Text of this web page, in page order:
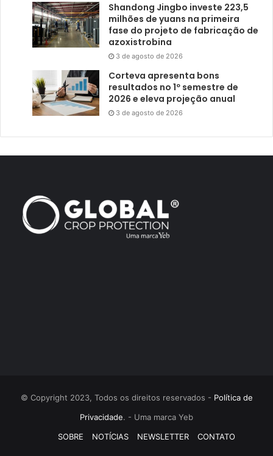
Shandong Jingbo investe 223,5
milhões de yuans na primeira
fase do projeto de fabricação de
azoxistrobina
3 de agosto de 2026
Corteva apresenta bons
resultados no 1º semestre de
2026 e eleva projeção anual
3 de agosto de 2026
© Copyright 2023, Todos os direitos reservados - Política de
Privacidade. - Uma marca Yeb
SOBRE
NOTÍCIAS NEWSLETTER CONTATO